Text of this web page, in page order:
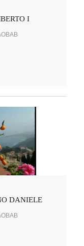
I
DANIELE